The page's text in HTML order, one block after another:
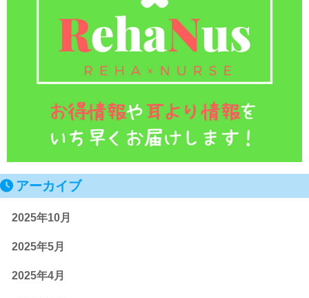
アーカイブ
2025年10月
2025年5月
2025年4月